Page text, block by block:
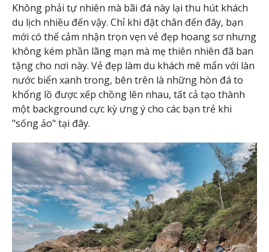
Không phải tự nhiên mà bãi đá này lại thu hút khách
du lịch nhiều đến vậy. Chỉ khi đặt chân đến đây, bạn
mới có thể cảm nhận trọn vẹn vẻ đẹp hoang sơ nhưng
không kém phần lãng mạn mà mẹ thiên nhiên đã ban
tặng cho nơi này. Vẻ đẹp làm du khách mê mẩn với làn
nước biển xanh trong, bên trên là những hòn đá to
khổng lồ được xếp chồng lên nhau, tất cả tạo thành
một background cực kỳ ưng ý cho các bạn trẻ khi
"sống ảo" tại đây.